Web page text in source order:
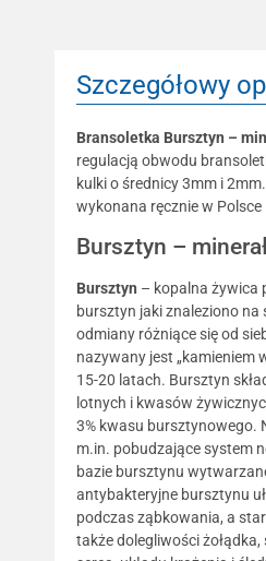
Szczegółowy
Bransoletka Bursztyn –
regulacją obwodu
kulki o średnicy 3mm i
wykonana ręcznie w
Bursztyn –
Bursztyn – kopalna żywica
bursztyn jaki znaleziono
odmiany różniące się od
nazywany jest „kamieniem
15-20 latach. Bursztyn
lotnych i kwasów
3% kwasu bursztynowego.
m.in. pobudzające system
bazie bursztynu
antybakteryjne bursztynu
podczas ząbkowania, a
także dolegliwości